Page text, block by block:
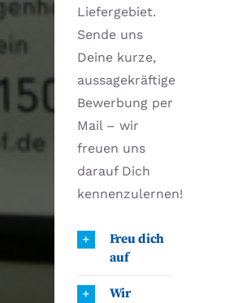
Liefergebiet.
Sende uns
Deine kurze,
aussagekräftige
Bewerbung per
Mail – wir
freuen uns
darauf Dich
kennenzulernen!
Freu dich
auf
Wir